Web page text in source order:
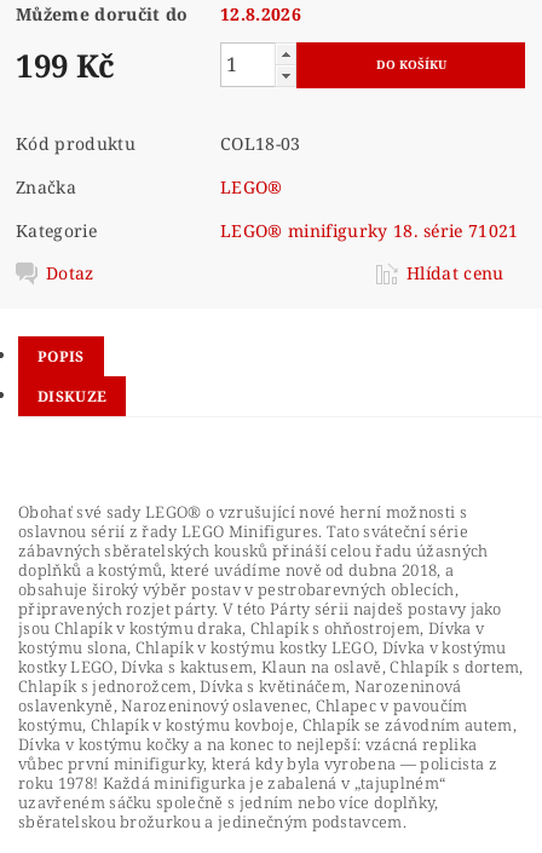
Můžeme doručit do 12.8.2026
199 Kč
Kód produktu
COL18-03
Značka
LEGO®
Kategorie
LEGO® minifigurky 18. série 71021
Dotaz
Hlídat cenu
POPIS
DISKUZE
Obohať své sady LEGO® o vzrušující nové herní možnosti s
oslavnou sérií z řady LEGO Minifigures. Tato sváteční série
zábavných sběratelských kousků přináší celou řadu úžasných
doplňků a kostýmů, které uvádíme nově od dubna 2018, a
obsahuje široký výběr postav v pestrobarevných oblecích,
připravených rozjet párty. V této Párty sérii najdeš postavy jako
jsou Chlapík v kostýmu draka, Chlapík s ohňostrojem, Dívka v
kostýmu slona, Chlapík v kostýmu kostky LEGO, Dívka v kostýmu
kostky LEGO, Dívka s kaktusem, Klaun na oslavě, Chlapík s dortem,
Chlapík s jednorožcem, Dívka s květináčem, Narozeninová
oslavenkyně, Narozeninový oslavenec, Chlapec v pavoučím
kostýmu, Chlapík v kostýmu kovboje, Chlapík se závodním autem,
Dívka v kostýmu kočky a na konec to nejlepší: vzácná replika
vůbec první minifigurky, která kdy byla vyrobena — policista z
roku 1978! Každá minifigurka je zabalená v „tajuplném“
uzavřeném sáčku společně s jedním nebo více doplňky,
sběratelskou brožurkou a jedinečným podstavcem.